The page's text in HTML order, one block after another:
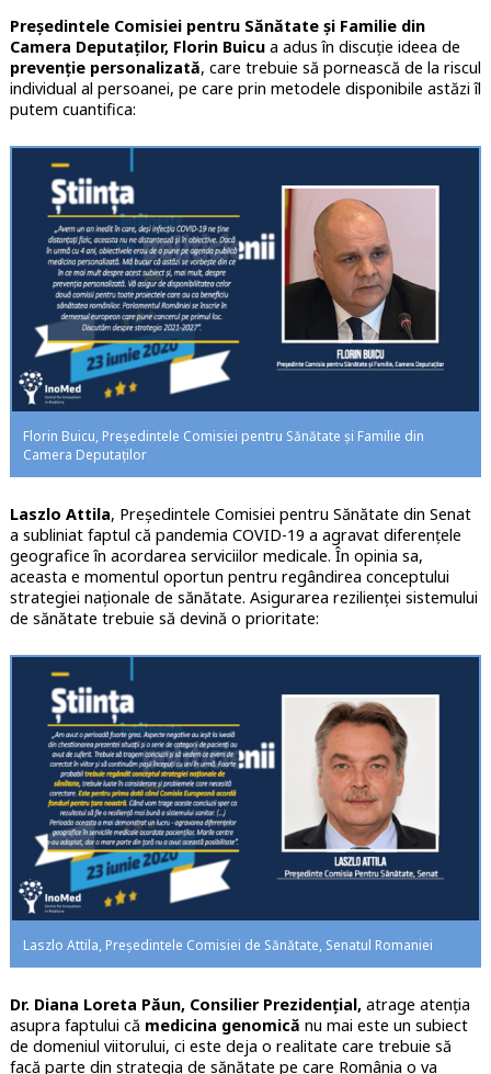
Președintele Comisiei pentru Sănătate și Familie din
Camera Deputaților, Florin Buicua adus în discuție ideea de
prevenție personalizată, care trebuie să pornească de la riscul
individual al persoanei, pe care prin metodele disponibile astăzi îl
putem cuantifica:
Florin Buicu, Președintele Comisiei pentru Sănătate și Familie din
Camera Deputaților
Laszlo Attila, Președintele Comisiei pentru Sănătate din Senat
a subliniat faptul că pandemia COVID-19 a agravat diferențele
geografice în acordarea serviciilor medicale. În opinia sa,
aceasta e momentul oportun pentru regândirea conceptului
strategiei naționale de sănătate. Asigurarea rezilienței sistemului
de sănătate trebuie să devină o prioritate:
Laszlo Attila, Președintele Comisiei de Sănătate, Senatul Romaniei
Dr. Diana Loreta Păun, Consilier Prezidențial, atrage atenția
asupra faptului că medicina genomică nu mai este un subiect
de domeniul viitorului, ci este deja o realitate care trebuie să
facă parte din strategia de sănătate pe care România o va